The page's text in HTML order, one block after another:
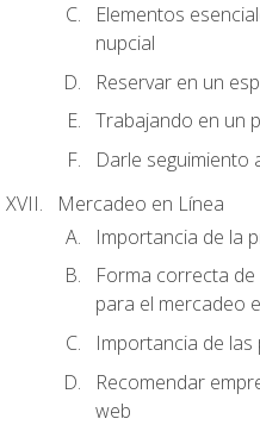
Elementos
nupcial
Reservar en un
Trabajando en un
Darle seguimiento
Mercadeo en Línea
Importancia de la
Forma correcta
para el mercadeo
Importancia de las
Recomendar
web